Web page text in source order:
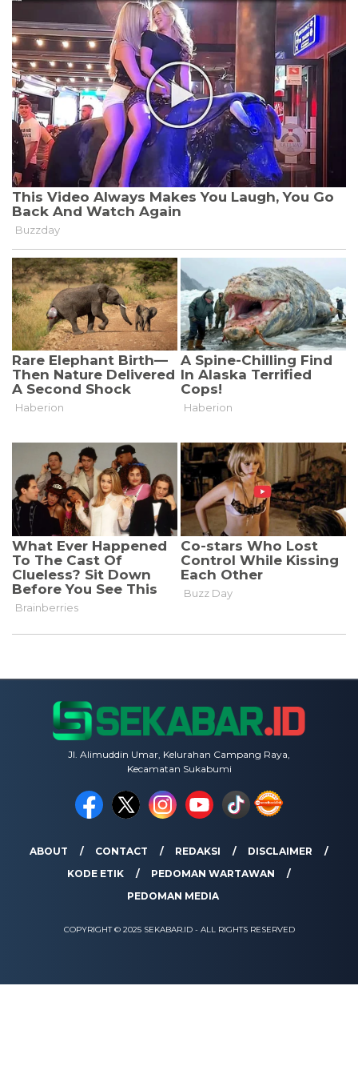
Jl. Alimuddin Umar, Kelurahan Campang Raya,
Kecamatan Sukabumi
ABOUT CONTACT REDAKSI
DISCLAIMER
KODE ETIK
PEDOMAN WARTAWAN
PEDOMAN MEDIA
COPYRIGHT © 2025 SEKABAR.ID - ALL RIGHTS RESERVED